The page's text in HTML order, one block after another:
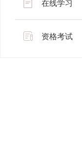
在线学习
资格考试